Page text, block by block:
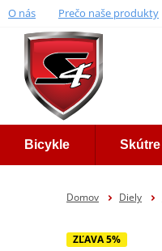
O nás Prečo naše produkty
Bicykle Skútre
Domov Diely
ZĽAVA 5%